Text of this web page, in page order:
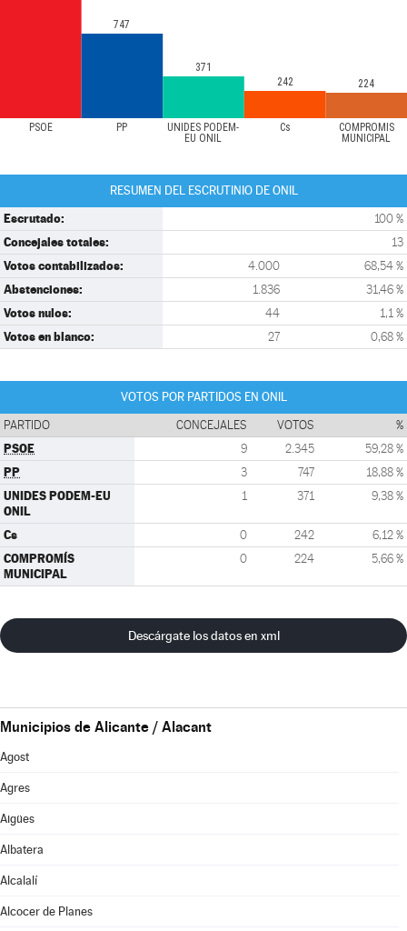
PSOE PP
UNIDES PODEM-
EU ONIL
Cs
COMPROMÍS
MUNICIPAL
747
371
242
224
RESUMEN DEL ESCRUTINIO DE ONIL
Escrutado: 100 %
Concejales totales: 13
Votos contabilizados: 4.000 68,54 %
Abstenciones: 1.836 31,46 %
Votos nulos: 44 1,1 %
Votos en blanco: 27 0,68 %
VOTOS POR PARTIDOS EN ONIL
PARTIDO CONCEJALES VOTOS %
PSOE 9 2.345 59,28 %
PP 3 747 18,88 %
UNIDES PODEM-EU
ONIL
1 371 9,38 %
Cs 0 242 6,12 %
COMPROMÍS
MUNICIPAL
0 224 5,66 %
Descárgate los datos en xml
Municipios de Alicante / Alacant
Agost
Agres
Aigües
Albatera
Alcalalí
Alcocer de Planes